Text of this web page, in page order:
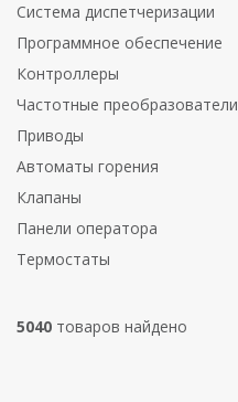
Система диспетчеризации
Программное обеспечение
Контроллеры
Частотные преобразователи
Приводы
Автоматы горения
Клапаны
Панели оператора
Термостаты
5040 товаров найдено